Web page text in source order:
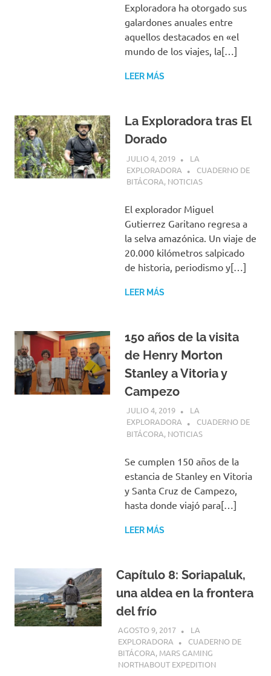
Exploradora ha otorgado sus
galardones anuales entre
aquellos destacados en «el
mundo de los viajes, la[…]
LEER MÁS
La Exploradora tras El
Dorado
JULIO 4, 2019
LA
EXPLORADORA
CUADERNO DE
BITÁCORA, NOTICIAS
El explorador Miguel
Gutierrez Garitano regresa a
la selva amazónica. Un viaje de
20.000 kilómetros salpicado
de historia, periodismo y[…]
LEER MÁS
150 años de la visita
de Henry Morton
Stanley a Vitoria y
Campezo
JULIO 4, 2019
LA
EXPLORADORA
CUADERNO DE
BITÁCORA, NOTICIAS
Se cumplen 150 años de la
estancia de Stanley en Vitoria
y Santa Cruz de Campezo,
hasta donde viajó para[…]
LEER MÁS
Capítulo 8: Soriapaluk,
una aldea en la frontera
del frío
AGOSTO 9, 2017
LA
EXPLORADORA
CUADERNO DE
BITÁCORA, MARS GAMING
NORTHABOUT EXPEDITION